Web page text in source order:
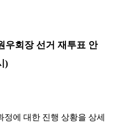
우회장 선거 재투표 안
)
에 대한 진행 상황을 상세